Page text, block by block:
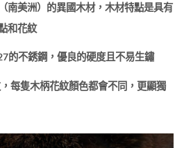
南美洲）的異國木材，木材特點是具有
和花紋
的不銹鋼，優良的硬度且不易生鏽
每隻木柄花紋顏色都會不同，更顯獨